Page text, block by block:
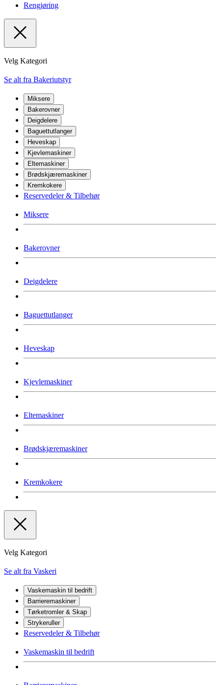
Rengjøring
Velg Kategori
Se alt fra Bakeriutstyr
Miksere
Bakerovner
Deigdelere
Baguettutlanger
Heveskap
Kjevlemaskiner
Eltemaskiner
Brødskjæremaskiner
Kremkokere
Reservedeler & Tilbehør
Miksere
Bakerovner
Deigdelere
Baguettutlanger
Heveskap
Kjevlemaskiner
Eltemaskiner
Brødskjæremaskiner
Kremkokere
Velg Kategori
Se alt fra Vaskeri
Vaskemaskin til bedrift
Barrieremaskiner
Tørketromler & Skap
Strykeruller
Reservedeler & Tilbehør
Vaskemaskin til bedrift